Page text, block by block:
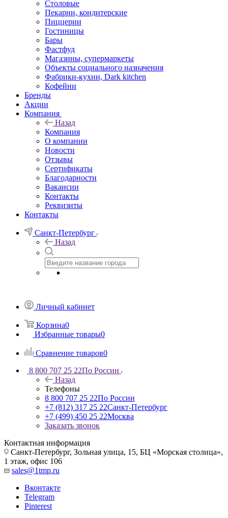
Столовые
Пекарни, кондитерские
Пиццерии
Гостиницы
Бары
Фастфуд
Магазины, супермаркеты
Объекты социального назначения
Фабрики-кухни, Dark kitchen
Кофейни
Бренды
Акции
Компания
Назад
Компания
О компании
Новости
Отзывы
Сертификаты
Благодарности
Вакансии
Контакты
Реквизиты
Контакты
Санкт-Петербург
Назад
Личный кабинет
Корзина0
Избранные товары0
Сравнение товаров0
8 800 707 25 22По России
Назад
Телефоны
8 800 707 25 22По России
+7 (812) 317 25 22Санкт-Петербург
+7 (499) 450 25 22Москва
Заказать звонок
Контактная информация
Санкт-Петербург, Зольная улица, 15, БЦ «Морская столица»,
1 этаж, офис 106
sales@1tmp.ru
Вконтакте
Telegram
Pinterest